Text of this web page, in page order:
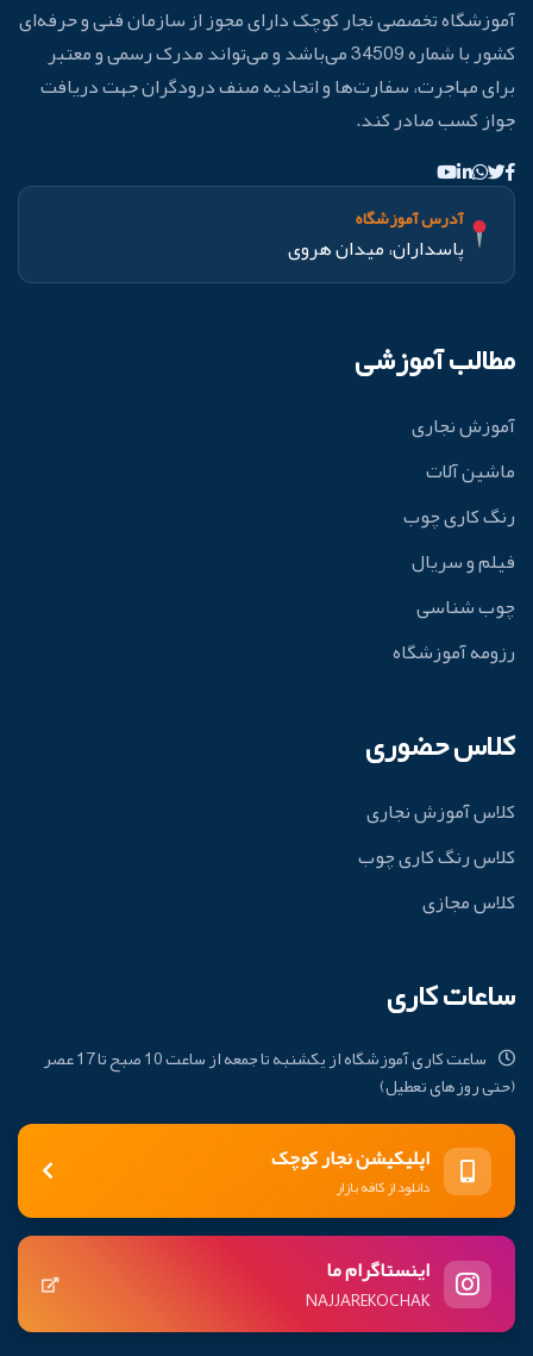
آموزشگاه تخصصی نجار کوچک دارای مجوز از سازمان فنی و حرفه‌ای
کشور با شماره 34509 می‌باشد و می‌تواند مدرک رسمی و معتبر
برای مهاجرت، سفارت‌ها و اتحادیه صنف درودگران جهت دریافت
جواز کسب صادر کند.
آدرس آموزشگاه
پاسداران، میدان هروی
مطالب آموزشی
آموزش نجاری
ماشین آلات
رنگ کاری چوب
فیلم و سریال
چوب شناسی
رزومه آموزشگاه
کلاس حضوری
کلاس آموزش نجاری
کلاس رنگ کاری چوب
کلاس مجازی
ساعات کاری
ساعت کاری آموزشگاه از یکشنبه تا جمعه از ساعت 10 صبح تا 17 عصر
(حتی روزهای تعطیل)
اپلیکیشن نجار کوچک
دانلود از کافه بازار
اینستاگرام ما
NAJJAREKOCHAK